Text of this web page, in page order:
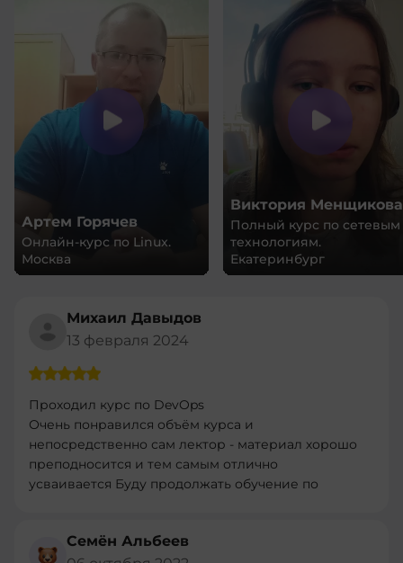
Артем Горячев
Онлайн-курс по Linux.
Москва
Виктория Менщикова
Полный курс по сетевым
технологиям.
Екатеринбург
Михаил Давыдов
13 февраля 2024
Проходил курс по DevOps
Очень понравился объём курса и
непосредственно сам лектор - материал хорошо
преподносится и тем самым отлично
усваивается Буду продолжать обучение по
Семён Альбеев